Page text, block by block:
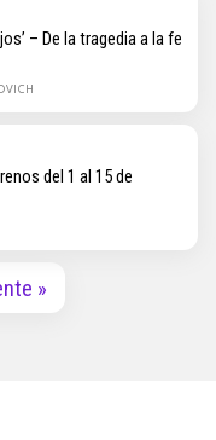
– De la tragedia a la fe
del 1 al 15 de
»